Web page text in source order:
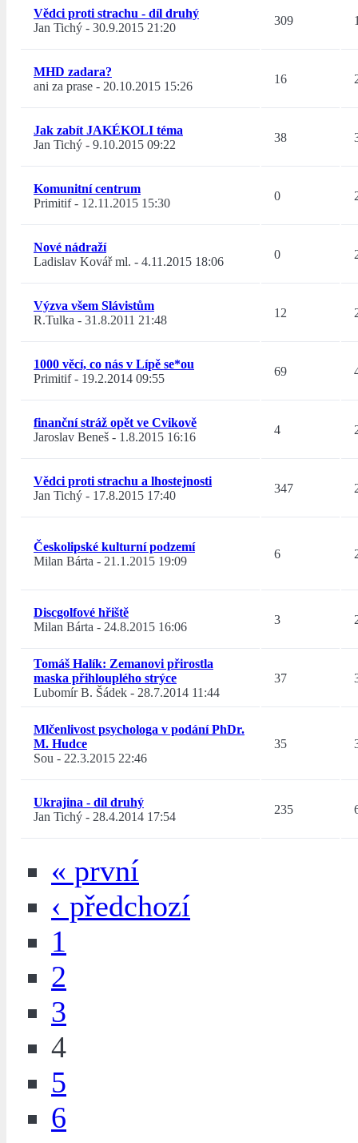
Vědci proti strachu - díl druhý
Jan Tichý - 30.9.2015 21:20
309
MHD zadara?
ani za prase - 20.10.2015 15:26
16
Jak zabít JAKÉKOLI téma
Jan Tichý - 9.10.2015 09:22
38
Komunitní centrum
Primitif- 12.11.2015 15:30
0
Nové nádraží
Ladislav Kovář ml. - 4.11.2015 18:06
0
Výzva všem Slávistům
R.Tulka - 31.8.2011 21:48
12
1000 věcí, co nás v Lípě se*ou
Primitif- 19.2.2014 09:55
69
finanční stráž opět ve Cvikově
Jaroslav Beneš - 1.8.2015 16:16
4
Vědci proti strachu a lhostejnosti
Jan Tichý - 17.8.2015 17:40
347
Českolipské kulturní podzemí
Milan Bárta - 21.1.2015 19:09
6
Discgolfové hřiště
Milan Bárta - 24.8.2015 16:06
3
Tomáš Halík: Zemanovi přirostla
maska přihlouplého strýce
Lubomír B. Šádek - 28.7.2014 11:44
37
Mlčenlivost psychologa v podání PhDr.
M. Hudce
Sou - 22.3.2015 22:46
35
Ukrajina - díl druhý
Jan Tichý - 28.4.2014 17:54
235
« první
‹ předchozí
1
2
3
4
5
6